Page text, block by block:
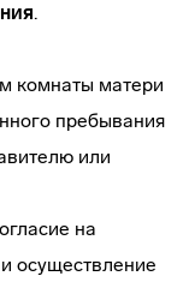
.
комнаты матери
пребывания
или
на
осуществление